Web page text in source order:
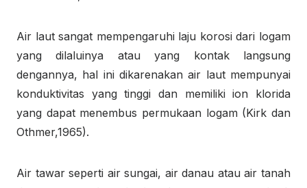
Air laut sangat mempengaruhi laju korosi dari logam
yang dilaluinya atau yang kontak langsung
dengannya, hal ini dikarenakan air laut mempunyai
konduktivitas yang tinggi dan memiliki ion klorida
yang dapat menembus permukaan logam (Kirk dan
Othmer,1965).
Air tawar seperti air sungai, air danau atau air tanah